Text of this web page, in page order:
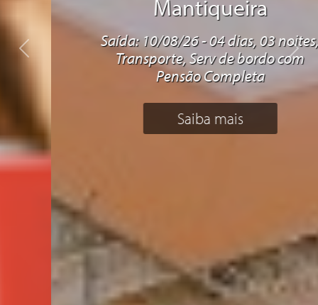
Mantiqueira
Saída: 10/08/26 - 04 dias, 03 noites,
Transporte, Serv de bordo com
Pensão Completa
Saiba mais
Previous Next